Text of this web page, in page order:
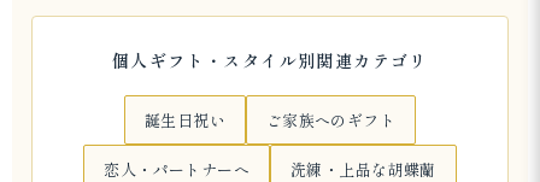
個人ギフト・スタイル別関連カテゴリ
誕生日祝い ご家族へのギフト
恋人・パートナーへ 洗練・上品な胡蝶蘭